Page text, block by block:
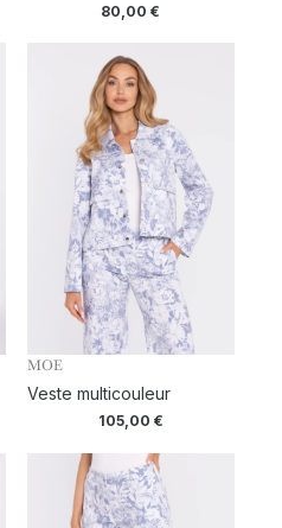
80,00€
MOE
Veste multicouleur
105,00 €